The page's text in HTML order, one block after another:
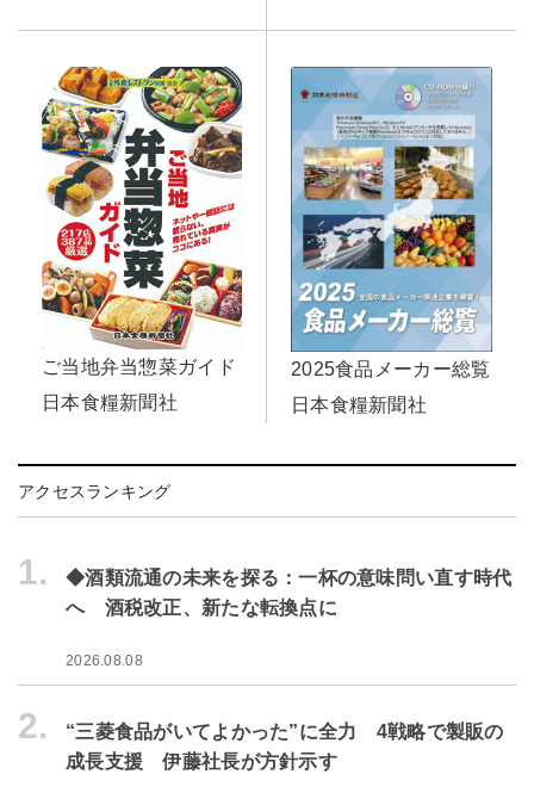
ご当地弁当惣菜ガイド
日本食糧新聞社
2025食品メーカー総覧
日本食糧新聞社
アクセスランキング
1.
◆酒類流通の未来を探る：一杯の意味問い直す時代
へ 酒税改正、新たな転換点に
2026.08.08
2.
“三菱食品がいてよかった”に全力 4戦略で製販の
成長支援 伊藤社長が方針示す